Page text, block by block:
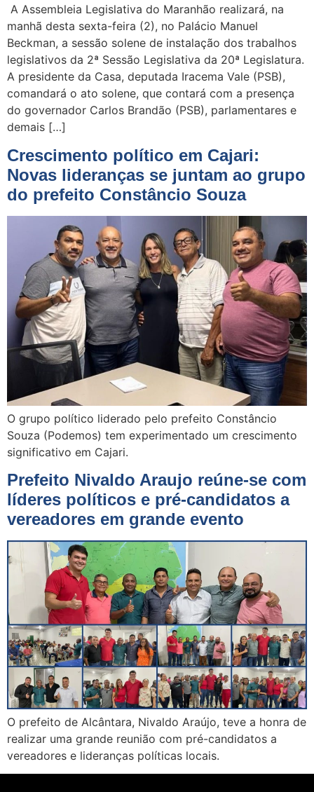
A Assembleia Legislativa do Maranhão realizará, na
manhã desta sexta-feira (2), no Palácio Manuel
Beckman, a sessão solene de instalação dos trabalhos
legislativos da 2ª Sessão Legislativa da 20ª Legislatura.
A presidente da Casa, deputada Iracema Vale (PSB),
comandará o ato solene, que contará com a presença
do governador Carlos Brandão (PSB), parlamentares e
demais […]
Crescimento político em Cajari:
Novas lideranças se juntam ao grupo
do prefeito Constâncio Souza
O grupo político liderado pelo prefeito Constâncio
Souza (Podemos) tem experimentado um crescimento
significativo em Cajari.
Prefeito Nivaldo Araujo reúne-se com
líderes políticos e pré-candidatos a
vereadores em grande evento
O prefeito de Alcântara, Nivaldo Araújo, teve a honra de
realizar uma grande reunião com pré-candidatos a
vereadores e lideranças políticas locais.